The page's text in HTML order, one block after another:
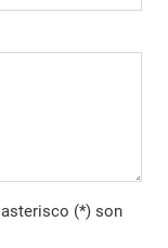
(*) son